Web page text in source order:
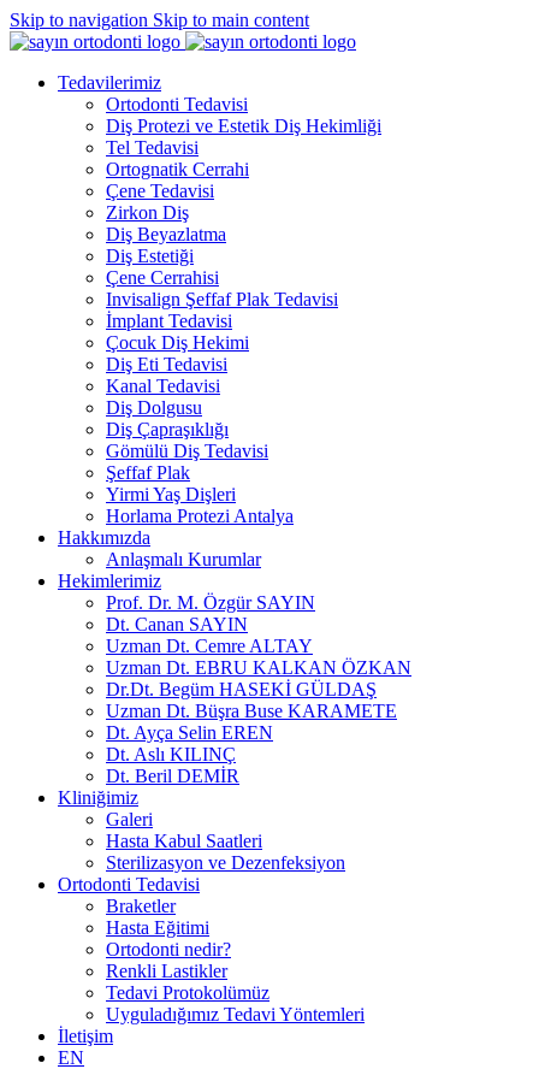
Skip to navigation Skip to main content
Tedavilerimiz
Ortodonti Tedavisi
Diş Protezi ve Estetik Diş Hekimliği
Tel Tedavisi
Ortognatik Cerrahi
Çene Tedavisi
Zirkon Diş
Diş Beyazlatma
Diş Estetiği
Çene Cerrahisi
Invisalign Şeffaf Plak Tedavisi
İmplant Tedavisi
Çocuk Diş Hekimi
Diş Eti Tedavisi
Kanal Tedavisi
Diş Dolgusu
Diş Çapraşıklığı
Gömülü Diş Tedavisi
Şeffaf Plak
Yirmi Yaş Dişleri
Horlama Protezi Antalya
Hakkımızda
Anlaşmalı Kurumlar
Hekimlerimiz
Prof. Dr. M. Özgür SAYIN
Dt. Canan SAYIN
Uzman Dt. Cemre ALTAY
Uzman Dt. EBRU KALKAN ÖZKAN
Dr.Dt. Begüm HASEKİ GÜLDAŞ
Uzman Dt. Büşra Buse KARAMETE
Dt. Ayça Selin EREN
Dt. Aslı KILINÇ
Dt. Beril DEMİR
Kliniğimiz
Galeri
Hasta Kabul Saatleri
Sterilizasyon ve Dezenfeksiyon
Ortodonti Tedavisi
Braketler
Hasta Eğitimi
Ortodonti nedir?
Renkli Lastikler
Tedavi Protokolümüz
Uyguladığımız Tedavi Yöntemleri
İletişim
EN